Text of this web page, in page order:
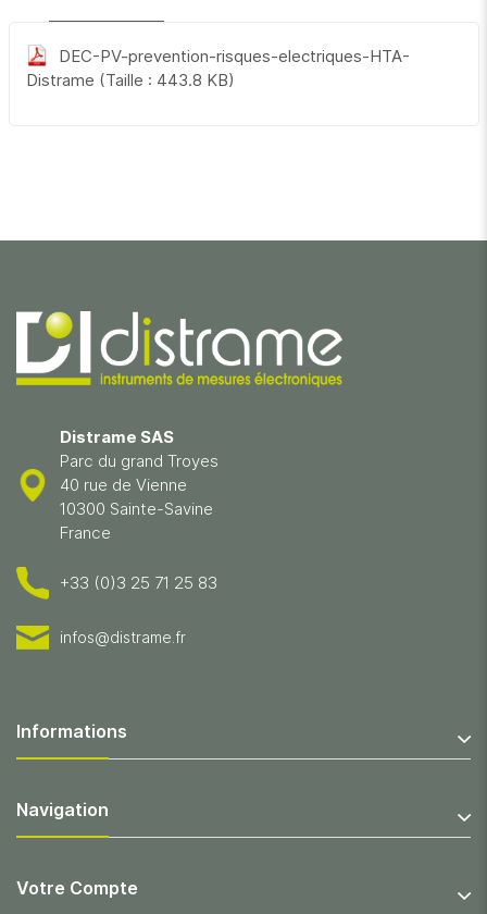
DEC-PV-prevention-risques-electriques-HTA-
Distrame (Taille : 443.8 KB)
Distrame SAS
Parc du grand Troyes
40 rue de Vienne
10300 Sainte-Savine
France
+33 (0)3 25 71 25 83
infos@distrame.fr
Informations
Navigation
Votre Compte